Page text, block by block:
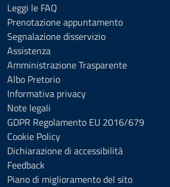
Leggi le FAQ
Prenotazione appuntamento
Segnalazione disservizio
Assistenza
Amministrazione Trasparente
Albo Pretorio
Informativa privacy
Note legali
GDPR Regolamento EU 2016/679
Cookie Policy
Dichiarazione di accessibilità
Feedback
Piano di miglioramento del sito